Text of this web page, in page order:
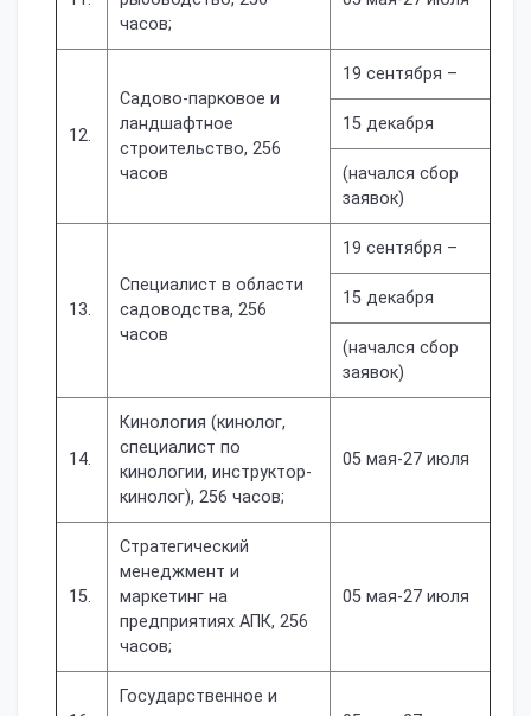
часов;
12.
Садово-парковое и
ландшафтное
строительство, 256
часов
19 сентября –
15 декабря
(начался сбор
заявок)
13.
Специалист в области
садоводства, 256
часов
19 сентября –
15 декабря
(начался сбор
заявок)
14.
Кинология (кинолог,
специалист по
кинологии, инструктор-
кинолог), 256 часов;
05 мая-27 июля
15.
Стратегический
менеджмент и
маркетинг на
предприятиях АПК, 256
часов;
05 мая-27 июля
Государственное и